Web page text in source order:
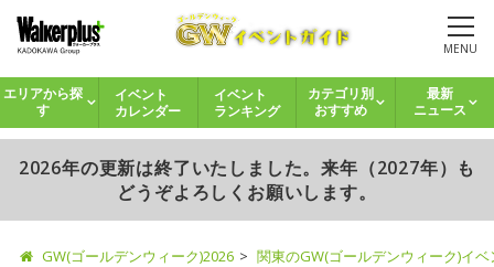
MENU
エリアから探
す
イベント
カレンダー
イベント
ランキング
カテゴリ別
おすすめ
最新
ニュース
2026年の更新は終了いたしました。来年（2027年）も
どうぞよろしくお願いします。
GW(ゴールデンウィーク)2026 関東のGW(ゴールデンウィーク)イ